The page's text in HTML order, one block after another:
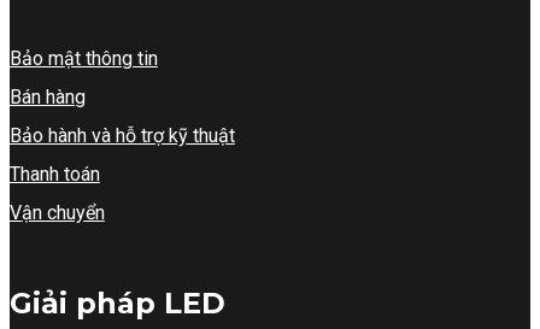
Bảo mật thông tin
Bán hàng
Bảo hành và hỗ trợ kỹ thuật
Thanh toán
Vận chuyển
Giải pháp LED